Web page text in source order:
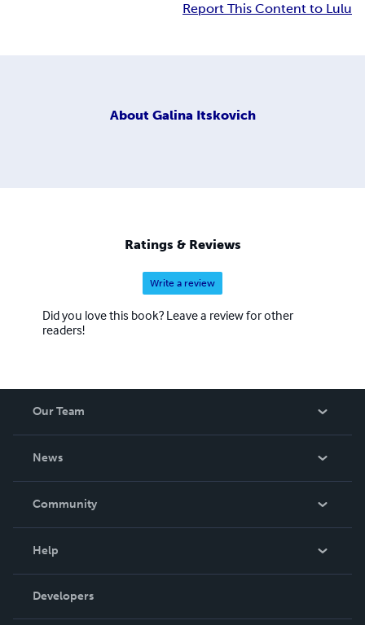
Report This Content to Lulu
About Galina Itskovich
Ratings & Reviews
Write a review
Did you love this book? Leave a review for other
readers!
Our Team
News
In The News
Community
Podcast
Help
Order Lookup
Knowledge Base
Developers